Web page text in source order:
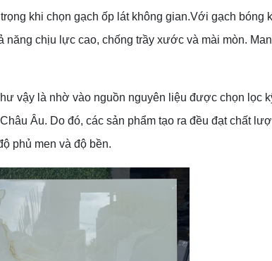
khi chọn gạch ốp lát không gian.Với gạch bóng
chịu lực cao, chống trầy xước và mài mòn.
vậy là nhờ vào nguồn nguyên liệu được chọn lọc
Âu. Do đó, các sản phẩm tạo ra đều đạt chất
phủ men và độ bền.